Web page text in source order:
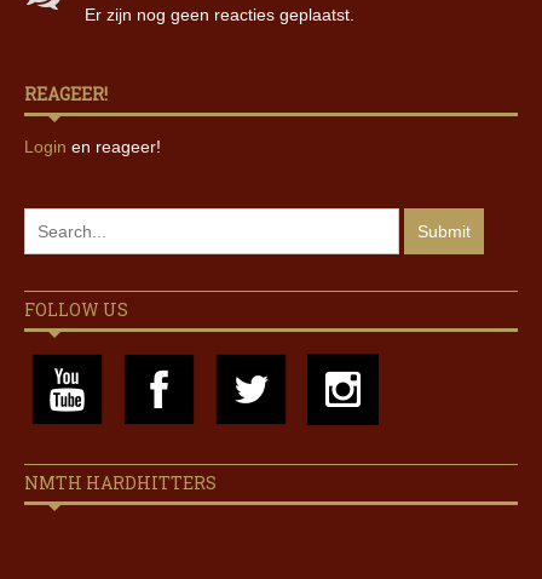
Er zijn nog geen reacties geplaatst.
REAGEER!
Login en reageer!
FOLLOW US
NMTH HARDHITTERS